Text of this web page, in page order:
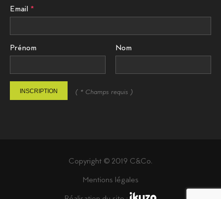
Email
Prénom Nom
INSCRIPTION ( * Champs requis )
Copyright © 2019 C&Co.
Mentions légales